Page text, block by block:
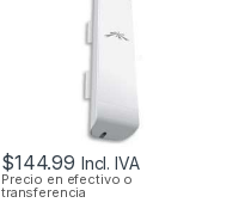
OUTDOOR
$144.99 Incl. IVA
Precio en efectivo o
transferencia